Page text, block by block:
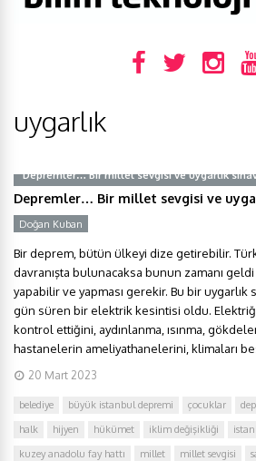
uygarlık
Depremler… Bir millet sevgisi ve uygarlık
Depremler… Bir millet sevgisi ve
Doğan Kuban
Bir deprem, bütün ülkeyi dize getirebilir.
davranışta bulunacaksa bunun zamanı geldi
yapabilir ve yapması gerekir. Bu bir uygarlık
gün süren bir elektrik kesintisi oldu.
kontrol ettiğini, aydınlanma, ısınma,
hastanelerin ameliyathanelerini, klimaları
20 Mart 2023
belediye büyük istanbul depremi çocuklar
halk
hijyen hükümet iklim değişikliği
kuzey anadolu fay hattı
millet millet sevgisi